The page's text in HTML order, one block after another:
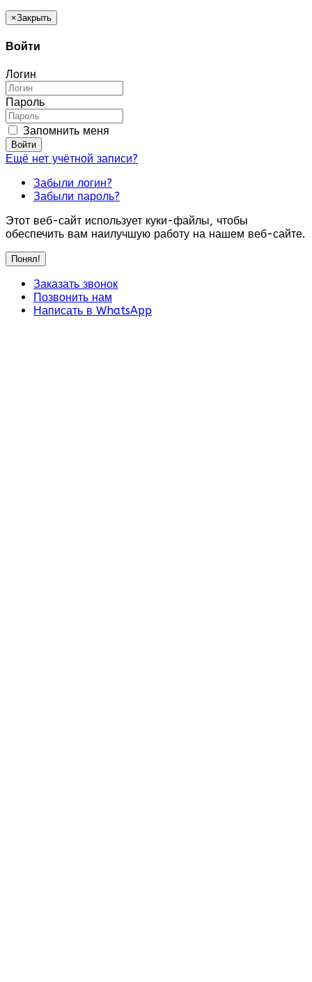
×Закрыть
Войти
Логин
Пароль
Запомнить меня
Войти
Ещё нет учётной записи?
Забыли логин?
Забыли пароль?
Этот веб-сайт использует куки-файлы, чтобы
обеспечить вам наилучшую работу на нашем веб-сайте.
Понял!
Заказать звонок
Позвонить нам
Написать в WhatsApp